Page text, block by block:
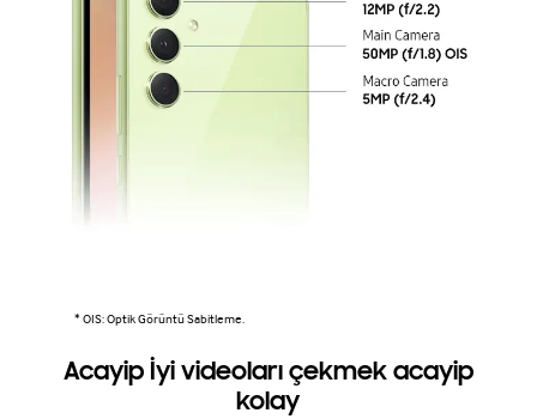
* OIS: Optik Görüntü Sabitleme.
Acayip İyi videoları çekmek acayip
kolay